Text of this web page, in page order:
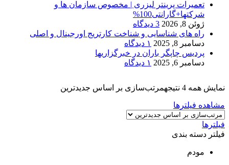
تعمیرات پرینتر لیزری | مخصوص سازمان ها و
شرکتها+گارانتی100%
ژوئن 8, 2026
3 دیدگاه
راه های شناسایی و شناخت کارتریج اورجینال و اصلی
دسامبر 8, 2025
۱ دیدگاه
پردیس چاپگر باران در خبرگزاریها
دسامبر 6, 2025
۱ دیدگاه
نمایش همه 4 نتیجه
مرتب‌سازی بر اساس جدیدترین
مشاهده فیلترها
فیلترها
فیلتر دسته بندی
مودم